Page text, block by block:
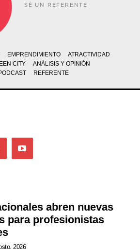
SÉ UN REFERENTE
EMPRENDIMIENTO
ATRACTIVIDAD
CITY
ANÁLISIS Y OPINIÓN
REFERENTE
abren nuevas
para profesionistas
2026